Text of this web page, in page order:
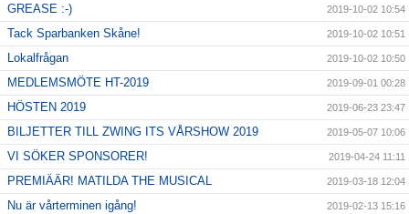
GREASE :-) 2019-10-02 10:54
Tack Sparbanken Skåne! 2019-10-02 10:51
Lokalfrågan 2019-10-02 10:50
MEDLEMSMÖTE HT-2019 2019-09-01 00:28
HÖSTEN 2019 2019-06-23 23:47
BILJETTER TILL ZWING ITS VÅRSHOW 2019 2019-05-07 10:06
VI SÖKER SPONSORER! 2019-04-24 11:11
PREMIÄÄR! MATILDA THE MUSICAL 2019-03-18 12:04
Nu är vårterminen igång! 2019-02-13 15:16